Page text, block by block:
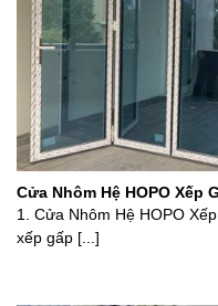
Cửa Nhôm Hệ HOPO Xếp
Pháp Đẳng Cấp Cho
1. Cửa Nhôm Hệ HOPO
xếp gấp [...]